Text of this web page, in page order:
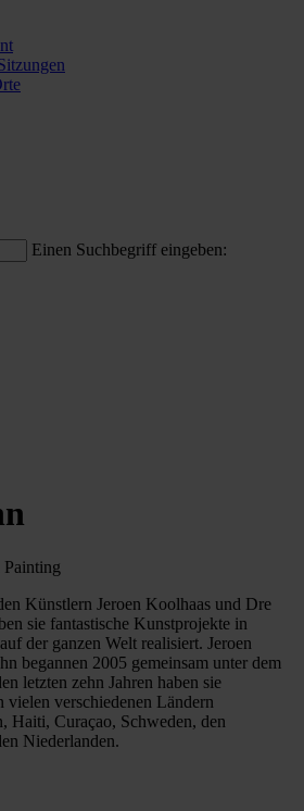
Einen Suchbegriff eingeben:
Künstlern Jeroen Koolhaas und Dre
sie fantastische Kunstprojekte in
der ganzen Welt realisiert. Jeroen
begannen 2005 gemeinsam unter dem
letzten zehn Jahren haben sie
verschiedenen Ländern
Haiti, Curaçao, Schweden, den
Niederlanden.